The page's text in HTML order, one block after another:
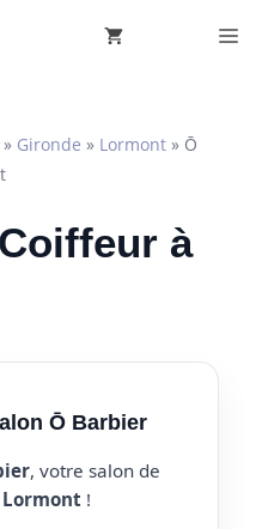
» Gironde » Lormont » Ō
à
Ō Barbier
, votre salon de
Lormont !